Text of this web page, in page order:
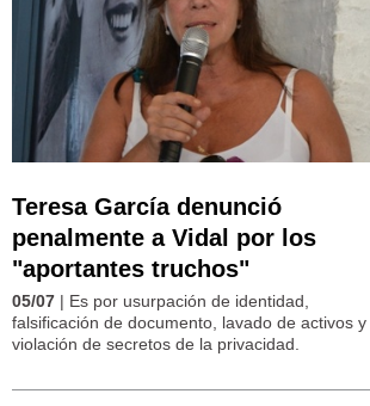
Teresa García denunció
penalmente a Vidal por los
"aportantes truchos"
05/07 | Es por usurpación de identidad,
falsificación de documento, lavado de activos y
violación de secretos de la privacidad.